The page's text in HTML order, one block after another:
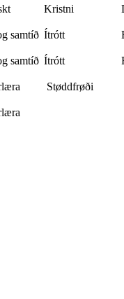
Kristni
samtíð Ítrótt
samtíð Ítrótt
Støddfrøði